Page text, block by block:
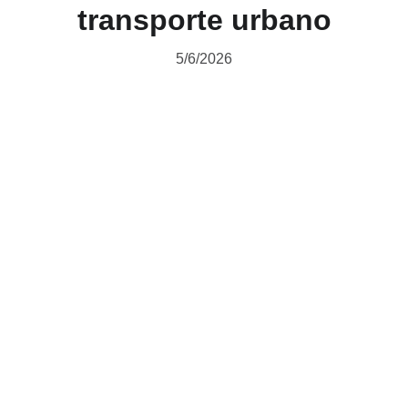
transporte urbano
5/6/2026